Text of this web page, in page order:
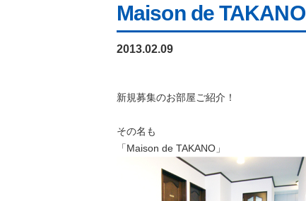
Maison de TAKANO
2013.02.09
新規募集のお部屋ご紹介！
その名も
「Maison de TAKANO」